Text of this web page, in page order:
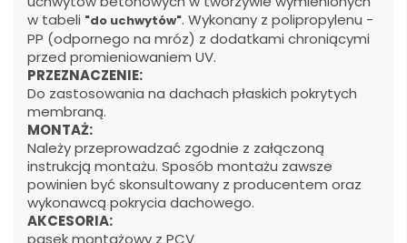
w tabeli "do uchwytów". Wykonany z polipropylenu -
PP (odpornego na mróz) z dodatkami chroniącymi
przed promieniowaniem UV.
PRZEZNACZENIE:
Do zastosowania na dachach płaskich pokrytych
membraną.
MONTAŻ:
Należy przeprowadzać zgodnie z załączoną
instrukcją montażu. Sposób montażu zawsze
powinien być skonsultowany z producentem oraz
wykonawcą pokrycia dachowego.
AKCESORIA:
pasek montażowy z PCV